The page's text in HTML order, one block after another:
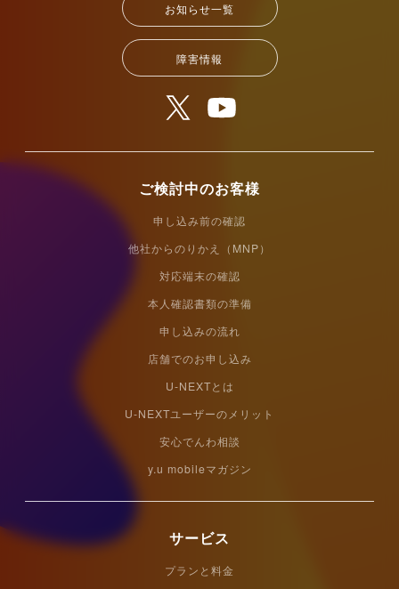
お知らせ一覧
障害情報
ご検討中のお客様
申し込み前の確認
他社からのりかえ（MNP）
対応端末の確認
本人確認書類の準備
申し込みの流れ
店舗でのお申し込み
U-NEXTとは
U-NEXTユーザーのメリット
安心でんわ相談
y.u mobileマガジン
サービス
プランと料金